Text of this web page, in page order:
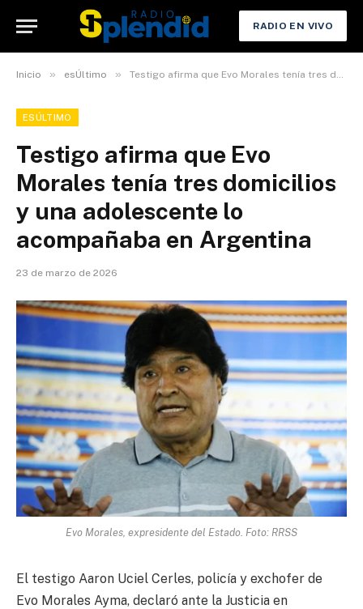
RADIO EN VIVO
Inicio » esÚltimo » Testigo afirma que Evo Morales tenía tres domicilios y una adolescente lo acompañaba en Argentina
ESÚLTIMO
Testigo afirma que Evo
Morales tenía tres domicilios
y una adolescente lo
acompañaba en Argentina
23 de marzo de 2026
Evo Morales, expresidente del Estado. Foto: RRSS
El testigo Aaron Uciel Cerles, policía y exchofer de
Evo Morales Ayma, declaró ante la Justicia en